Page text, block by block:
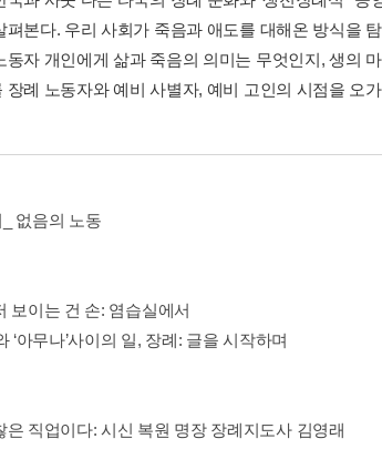
펴본다. 우리 사회가 죽음과 애도를 대해온 방식을
동자 개인에게 삶과 죽음의 의미는 무엇인지, 생의
장례 노동자와 예비 사별자, 예비 고인의 시점을 오
없음의 노동
보이는 건 손: 염습실에서
‘아무나’사이의 일, 장례: 글을 시작하며
은 직업이다: 시신 복원 명장 장례지도사 김영래